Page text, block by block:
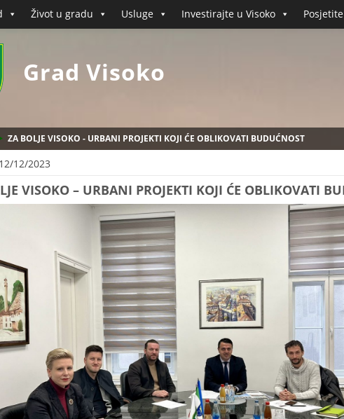
Život u gradu Usluge Investirajte u Visoko
Grad Visoko
ZA BOLJE VISOKO - URBANI PROJEKTI KOJI ĆE OBLIKOVATI BUDUĆNOST
12/2023
VISOKO – URBANI PROJEKTI KOJI ĆE OBLIKOVATI